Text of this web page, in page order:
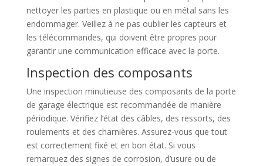
nettoyer les parties en plastique ou en métal sans les
endommager. Veillez à ne pas oublier les capteurs et
les télécommandes, qui doivent être propres pour
garantir une communication efficace avec la porte.
Inspection des composants
Une inspection minutieuse des composants de la porte
de garage électrique est recommandée de manière
périodique. Vérifiez l’état des câbles, des ressorts, des
roulements et des charnières. Assurez-vous que tout
est correctement fixé et en bon état. Si vous
remarquez des signes de corrosion, d’usure ou de